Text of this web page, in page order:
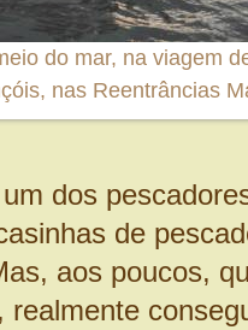
do mar, na viagem
nas Reentrâncias
dos
de
aos poucos,
realmente